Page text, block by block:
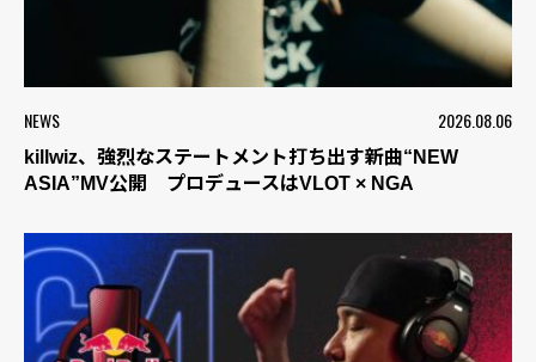
NEWS 2026.08.06
killwiz、強烈なステートメント打ち出す新曲“NEW
ASIA”MV公開 プロデュースはVLOT × NGA